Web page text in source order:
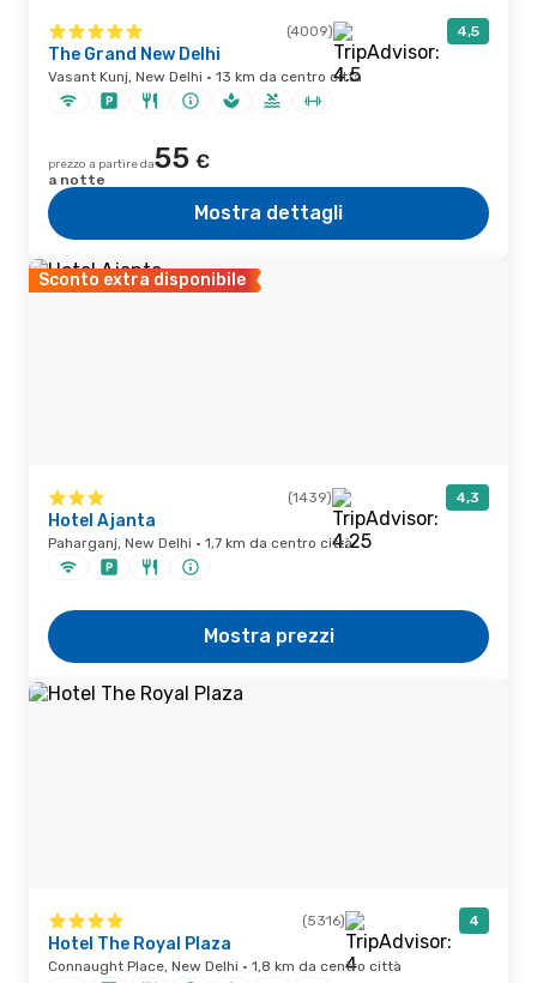
(4009) 4,5
The Grand New Delhi
Vasant Kunj, New Delhi · 13 km da centro città
prezzo a partire da55 €
a notte
Mostra dettagli
Sconto extra disponibile
(1439) 4,3
Hotel Ajanta
Paharganj, New Delhi · 1,7 km da centro città
Mostra prezzi
(5316) 4
Hotel The Royal Plaza
Connaught Place, New Delhi · 1,8 km da centro città